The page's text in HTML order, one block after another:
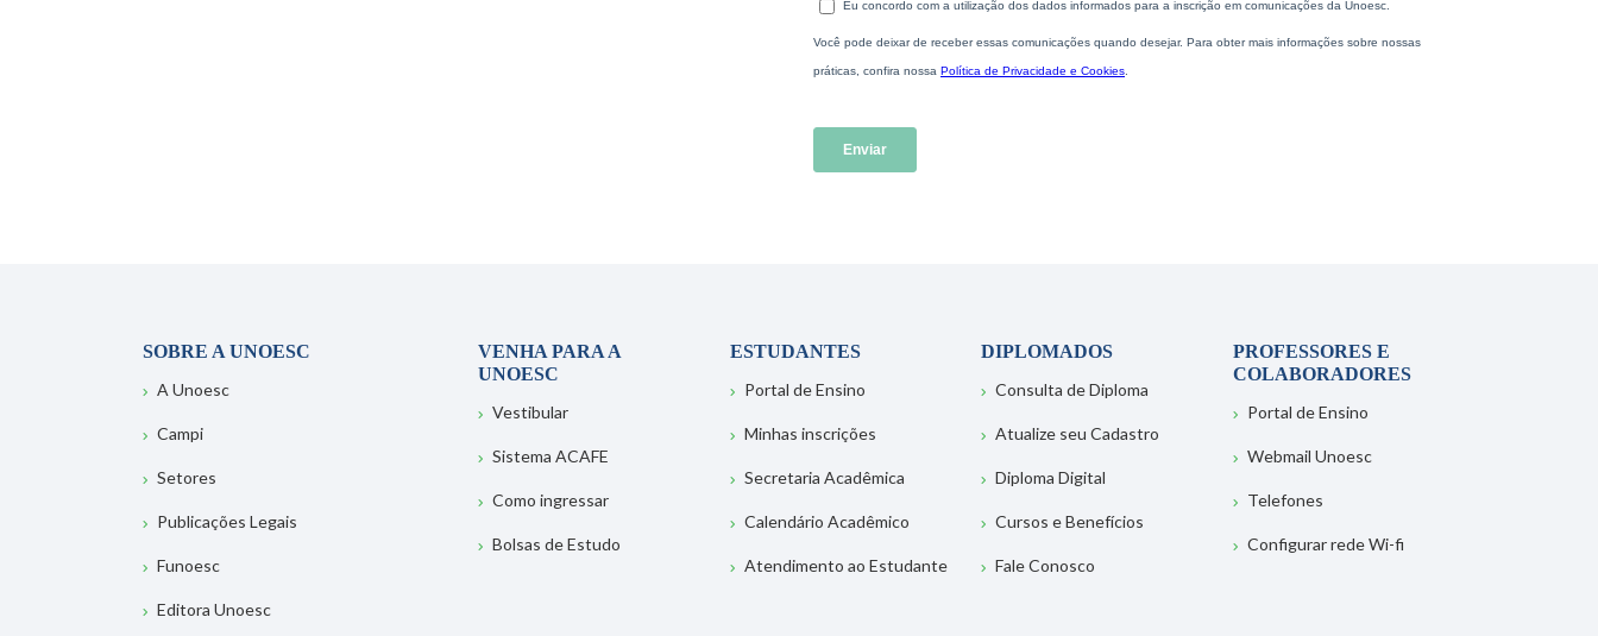
SOBRE A UNOESC
A Unoesc
Campi
Setores
Publicações Legais
Funoesc
Editora Unoesc
VENHA PARA A
UNOESC
Vestibular
Sistema ACAFE
Como ingressar
Bolsas de Estudo
ESTUDANTES
Portal de Ensino
Minhas inscrições
Secretaria Acadêmica
Calendário Acadêmico
Atendimento ao Estudante
DIPLOMADOS
Consulta de Diploma
Atualize seu Cadastro
Diploma Digital
Cursos e Benefícios
Fale Conosco
PROFESSORES E
COLABORADORES
Portal de Ensino
Webmail Unoesc
Telefones
Configurar rede Wi-fi